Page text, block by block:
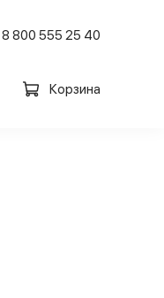
8 800 555 25 40
Корзина